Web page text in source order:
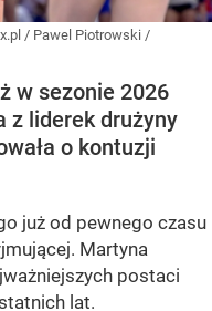
/ Pawel Piotrowski /
w sezonie 2026
z liderek drużyny
o kontuzji
już od pewnego czasu
Martyna
postaci
lat.